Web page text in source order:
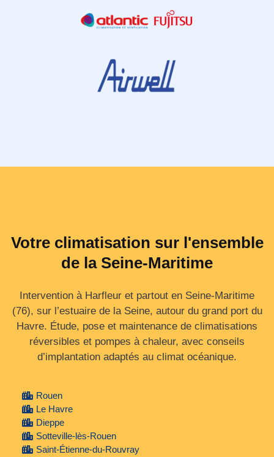
Votre climatisation sur l'ensemble
de la Seine-Maritime
Intervention à Harfleur et partout en Seine‑Maritime
(76), sur l’estuaire de la Seine, autour du grand port du
Havre. Étude, pose et maintenance de climatisations
réversibles et pompes à chaleur, avec conseils
d’implantation adaptés au climat océanique.
Rouen
Le Havre
Dieppe
Sotteville-lès-Rouen
Saint-Étienne-du-Rouvray